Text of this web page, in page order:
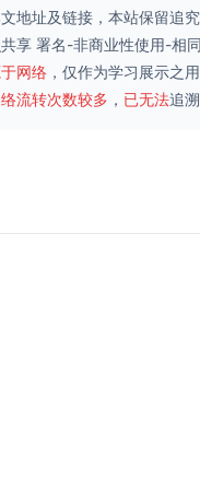
地址及链接，本站保留追究
享 署名-非商业性使用-相
网络 ，仅作为学习展示之用
流转次数较多 ， 已无法追